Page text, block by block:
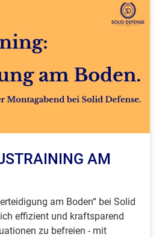
AM
am Boden“ bei Solid
effizient und kraftsparend
zu befreien - mit